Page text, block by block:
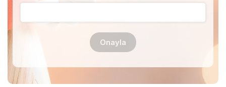
Onayla